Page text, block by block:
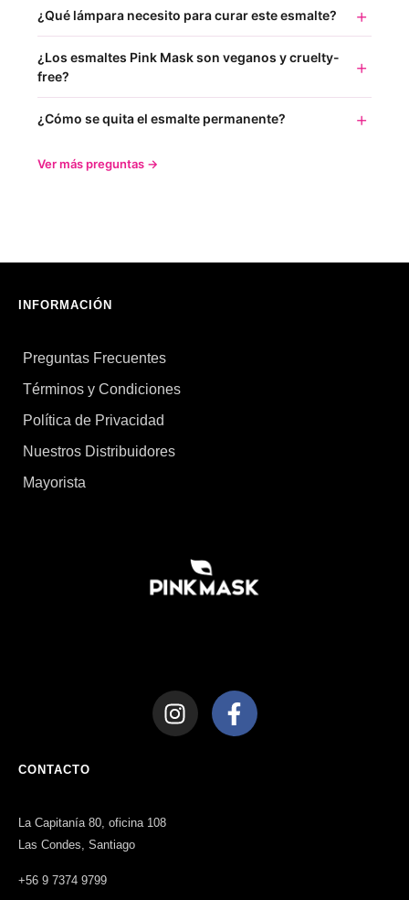
¿Qué lámpara necesito para curar este esmalte?
¿Los esmaltes Pink Mask son veganos y cruelty-
free?
¿Cómo se quita el esmalte permanente?
Ver más preguntas →
INFORMACIÓN
Preguntas Frecuentes
Términos y Condiciones
Política de Privacidad
Nuestros Distribuidores
Mayorista
CONTACTO
La Capitanía 80, oficina 108
Las Condes, Santiago
+56 9 7374 9799